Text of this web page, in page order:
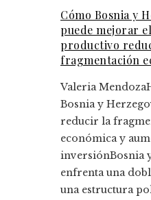
Cómo Bosnia y
puede mejorar
productivo
fragmentación
Valeria Mendoza
Bosnia y
reducir la
económica y
inversiónBosnia
enfrenta una
una estructura